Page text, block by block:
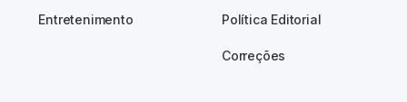
Entretenimento Política Editorial
Correções